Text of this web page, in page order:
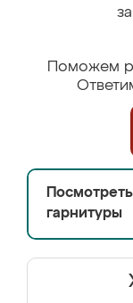
за
Поможем
гарнитуры